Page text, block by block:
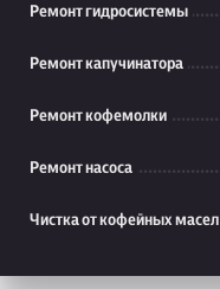
Ремонт гидросистемы
Ремонт капучинатора
Ремонт кофемолки
Ремонт насоса
Чистка от кофейных масел